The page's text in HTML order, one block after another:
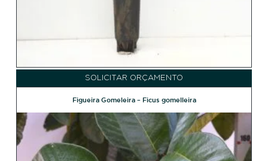
SOLICITAR ORÇAMENTO
Figueira Gomeleira – Ficus gomelleira